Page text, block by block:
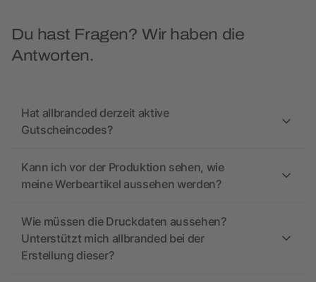
Du hast Fragen? Wir haben die
Antworten.
Hat allbranded derzeit aktive
Gutscheincodes?
Kann ich vor der Produktion sehen, wie
meine Werbeartikel aussehen werden?
Wie müssen die Druckdaten aussehen?
Unterstützt mich allbranded bei der
Erstellung dieser?